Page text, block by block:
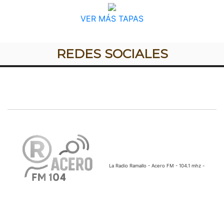
VER MÁS TAPAS
REDES SOCIALES
La Radio Ramallo - Acero FM - 104.1 mhz -